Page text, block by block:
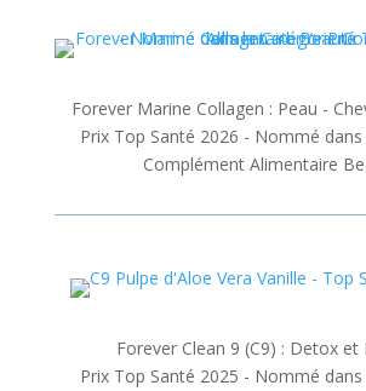
Forever Marine Collagen : Peau -
Prix Top Santé 2026 - Nommé
Complément Alimentaire
Forever Clean 9 (C9) : Detox et
Prix Top Santé 2025 - Nommé